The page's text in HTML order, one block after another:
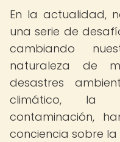
En la actualidad,
una serie de
cambiando
naturaleza de
desastres
climático, la
contaminación,
conciencia sobre